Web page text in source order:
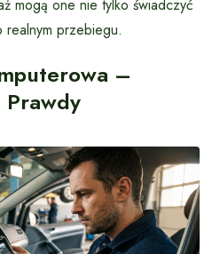
mogą one nie tylko świadczyć
przebiegu.
–
Prawdy